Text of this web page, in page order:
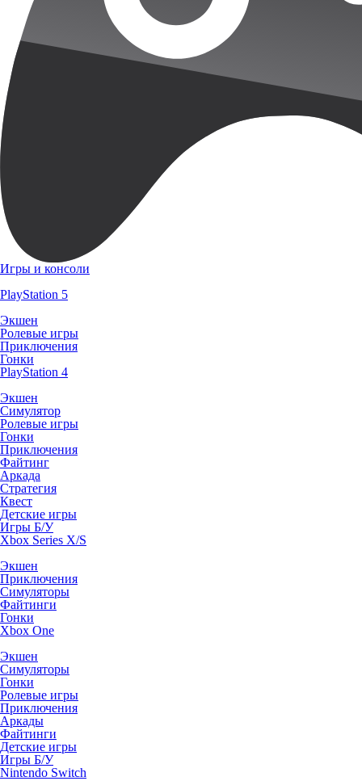
Игры и консоли
PlayStation 5
Экшен
Ролевые игры
Приключения
Гонки
PlayStation 4
Экшен
Симулятор
Ролевые игры
Гонки
Приключения
Файтинг
Аркада
Стратегия
Квест
Детские игры
Игры Б/У
Xbox Series X/S
Экшен
Приключения
Симуляторы
Файтинги
Гонки
Xbox One
Экшен
Симуляторы
Гонки
Ролевые игры
Приключения
Аркады
Файтинги
Детские игры
Игры Б/У
Nintendo Switch